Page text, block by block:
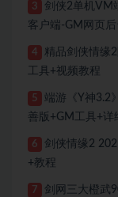
3
剑侠2单机VM
客户端-GM网页后
4
精品剑侠情缘
工具+视频教程
5
端游《Y神3.2
善版+GM工具+详
6
剑侠情缘2
+教程
7 剑网三大橙武